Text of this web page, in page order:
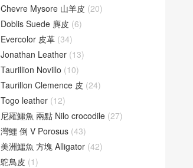
Chevre Mysore 山羊皮 (20)
Doblis Suede 麂皮 (6)
Evercolor 皮革 (34)
Jonathan Leather (13)
Taurillion Novillo (10)
Taurillon Clemence 皮 (24)
Togo leather (12)
尼羅鱷魚 兩點 Nilo crocodile (27)
灣鱷 倒 V Porosus (43)
美洲鱷魚 方塊 Alligator (42)
鴕鳥皮 (1)